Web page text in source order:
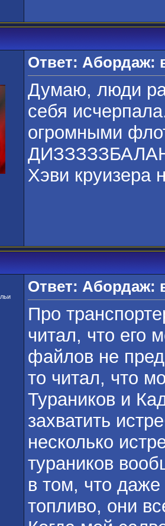
Ответ: Абордаж:
Думаю, люди
себя
огромными
Хэви круизера
Ответ: Абордаж:
Про
читал, что его
файлов не
то читал, что
Тураников и
захватить
несколько
тураников
в том, что даже
топливо, они